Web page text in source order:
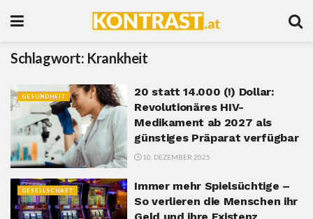
Schlagwort: Krankheit
GESUNDHEIT
20 statt 14.000 (!) Dollar:
Revolutionäres HIV-
Medikament ab 2027 als
günstiges Präparat verfügbar
10. DEZEMBER 2025
GESELLSCHAFT
Immer mehr Spielsüchtige –
So verlieren die Menschen ihr
Geld und ihre Existenz